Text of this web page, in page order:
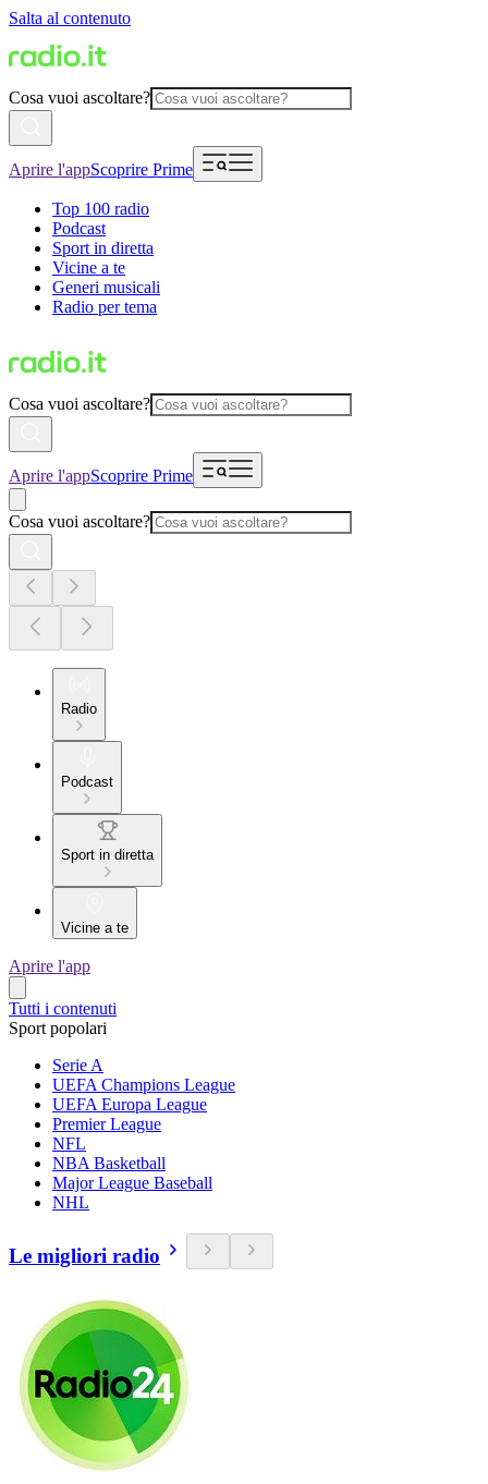
Salta al contenuto
Cosa vuoi ascoltare?
Aprire l'appScoprire Prime
Top 100 radio
Podcast
Sport in diretta
Vicine a te
Generi musicali
Radio per tema
Cosa vuoi ascoltare?
Aprire l'appScoprire Prime
Cosa vuoi ascoltare?
Radio
Podcast
Sport in diretta
Vicine a te
Aprire l'app
Tutti i contenuti
Sport popolari
Serie A
UEFA Champions League
UEFA Europa League
Premier League
NFL
NBA Basketball
Major League Baseball
NHL
Le migliori radio